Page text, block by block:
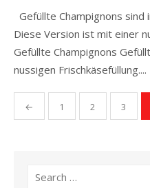
Gefüllte Champignons sind
Diese Version ist mit einer
Gefüllte Champignons
nussigen Frischkäsefüllung....
der
← 1 2 3
Search